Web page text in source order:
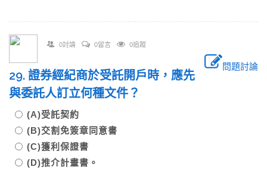
0討論 0留言 0追蹤
問題討論
29. 證券經紀商於受託開戶時，應先
與委託人訂立何種文件？
(A)受託契約
(B)交割免簽章同意書
(C)獲利保證書
(D)推介計畫書。